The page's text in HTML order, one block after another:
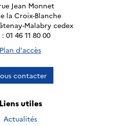
Jean Monnet
la Croix-Blanche
Malabry cedex
01 46 11 80 00
Plan d'accès
contacter
Liens utiles
Actualités